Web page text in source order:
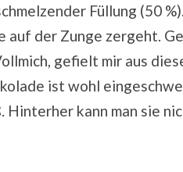
Füllung (50
auf der Zunge zergeht.
gefielt mir aus
ist wohl
kann man sie